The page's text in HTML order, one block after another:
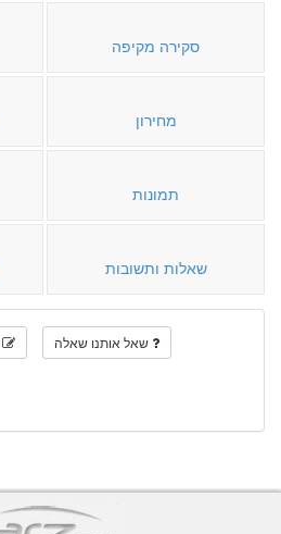
סקירה מקיפה
מחירון
תמונות
שאלות ותשובות
שאל אותנו שאלה